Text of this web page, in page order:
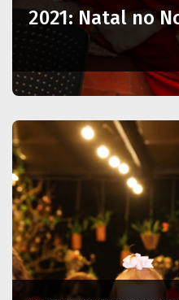
2021: Natal no